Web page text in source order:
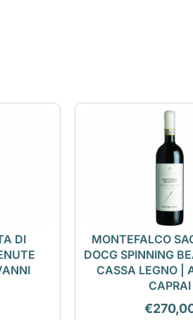
DI
MONTEFALCO
DOCG SPINNING
CASSA LEGNO |
CAPRAI
€